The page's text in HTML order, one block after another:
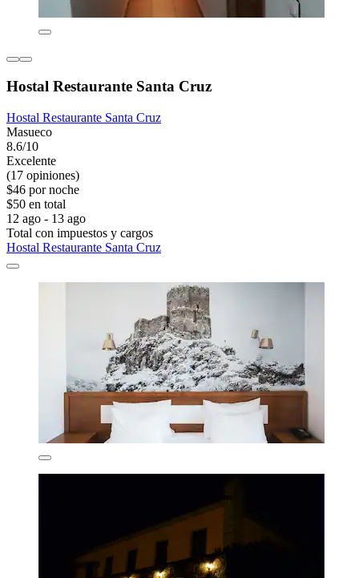
Hostal Restaurante Santa Cruz
Hostal Restaurante Santa Cruz
Masueco
8.6/10
Excelente
(17 opiniones)
$46 por noche
$50 en total
12 ago - 13 ago
Total con impuestos y cargos
Hostal Restaurante Santa Cruz